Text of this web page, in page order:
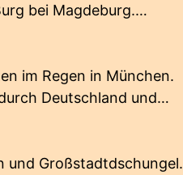
bei Magdeburg.…
im Regen in München.
Deutschland und…
und Großstadtdschungel.